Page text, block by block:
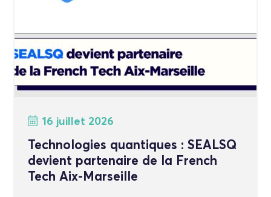
16 juillet 2026
Technologies quantiques : SEALSQ
devient partenaire de la French
Tech Aix-Marseille